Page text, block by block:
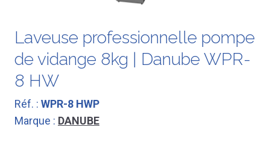
Laveuse professionnelle pompe
de vidange 8kg | Danube WPR-
8 HW
Réf. : WPR-8 HWP
Marque : DANUBE